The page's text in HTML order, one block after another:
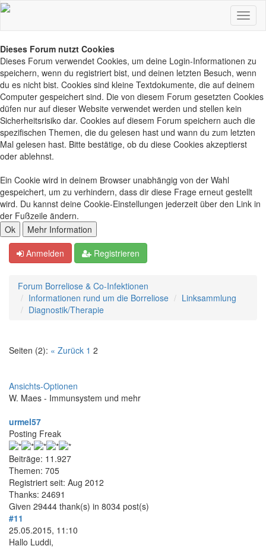
Dieses Forum nutzt Cookies
Dieses Forum verwendet Cookies, um deine Login-Informationen zu
speichern, wenn du registriert bist, und deinen letzten Besuch, wenn
du es nicht bist. Cookies sind kleine Textdokumente, die auf deinem
Computer gespeichert sind. Die von diesem Forum gesetzten Cookies
düfen nur auf dieser Website verwendet werden und stellen kein
Sicherheitsrisiko dar. Cookies auf diesem Forum speichern auch die
spezifischen Themen, die du gelesen hast und wann du zum letzten
Mal gelesen hast. Bitte bestätige, ob du diese Cookies akzeptierst
oder ablehnst.
Ein Cookie wird in deinem Browser unabhängig von der Wahl
gespeichert, um zu verhindern, dass dir diese Frage erneut gestellt
wird. Du kannst deine Cookie-Einstellungen jederzeit über den Link in
der Fußzeile ändern.
Anmelden Registrieren
Forum Borreliose & Co-Infektionen
Informationen rund um die Borreliose
Linksammlung
Diagnostik/Therapie
Seiten (2): « Zurück 1 2
Ansichts-Optionen
W. Maes - Immunsystem und mehr
urmel57
Posting Freak
Beiträge: 11.927
Themen: 705
Registriert seit: Aug 2012
Thanks: 24691
Given 29444 thank(s) in 8034 post(s)
#11
25.05.2015, 11:10
Hallo Luddi,